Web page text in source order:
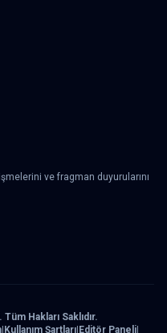
ve fragman duyurularını
Hakları Saklıdır.
Kullanım Şartları Editör Paneli